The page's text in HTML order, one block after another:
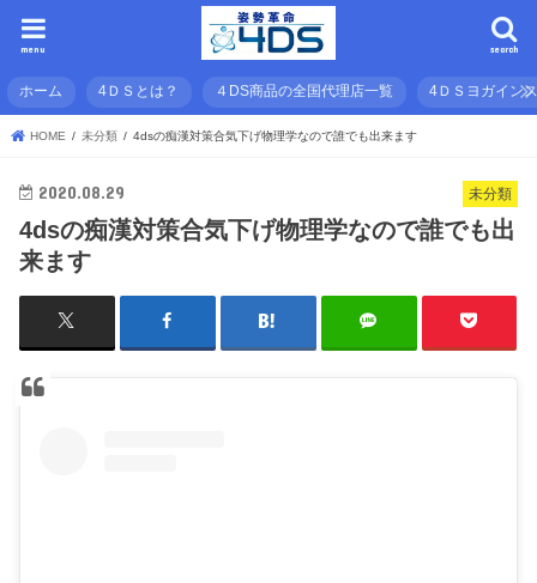
search
menu
ホーム 4ＤＳとは？ ４DS商品の全国代理店一覧 4ＤＳヨガイン
HOME 未分類 4dsの痴漢対策合気下げ物理学なので誰でも出来ます
未分類
2020.08.29
4dsの痴漢対策合気下げ物理学なので誰でも出
来ます